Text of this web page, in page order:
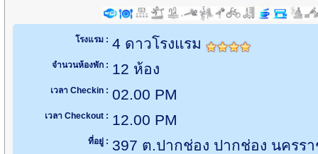
โรงแรม : 4 ดาวโรงแรม
จำนวนห้องพัก : 12 ห้อง
เวลา Checkin : 02.00 PM
เวลา Checkout : 12.00 PM
ที่อยู่ : 397 ต.ปากช่อง ปากช่อง นครร